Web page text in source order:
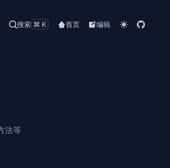
搜索 ⌘K 首页 编辑
法等